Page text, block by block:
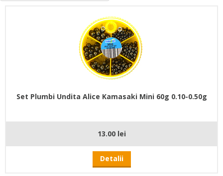
Set Plumbi Undita Alice Kamasaki Mini 60g 0.10-0.50g
13.00 lei
Detalii